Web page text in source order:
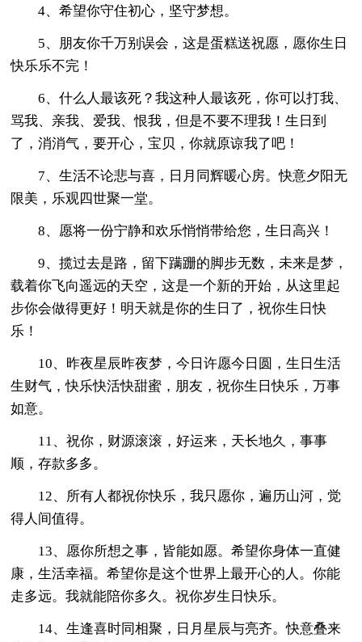
4、希望你守住初心，坚守梦想。
5、朋友你千万别误会，这是蛋糕送祝愿，愿你生日
快乐乐不完！
6、什么人最该死？我这种人最该死，你可以打我、
骂我、亲我、爱我、恨我，但是不要不理我！生日到
了，消消气，要开心，宝贝，你就原谅我了吧！
7、生活不论悲与喜，日月同辉暖心房。快意夕阳无
限美，乐观四世聚一堂。
8、愿将一份宁静和欢乐悄悄带给您，生日高兴！
9、揽过去是路，留下蹒跚的脚步无数，未来是梦，
载着你飞向遥远的天空，这是一个新的开始，从这里起
步你会做得更好！明天就是你的生日了，祝你生日快
乐！
10、昨夜星辰昨夜梦，今日许愿今日圆，生日生活
生财气，快乐快活快甜蜜，朋友，祝你生日快乐，万事
如意。
11、祝你，财源滚滚，好运来，天长地久，事事
顺，存款多多。
12、所有人都祝你快乐，我只愿你，遍历山河，觉
得人间值得。
13、愿你所想之事，皆能如愿。希望你身体一直健
康，生活幸福。希望你是这个世界上最开心的人。你能
走多远。我就能陪你多久。祝你岁生日快乐。
14、生逢喜时同相聚，日月星辰与亮齐。快意叠来